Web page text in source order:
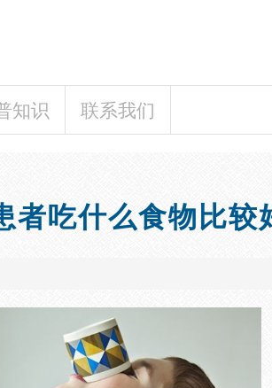
知识 联系我们
者吃什么食物比较